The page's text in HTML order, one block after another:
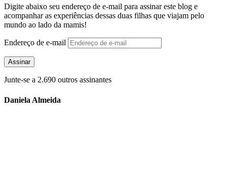
Digite abaixo seu endereço de e-mail para assinar este blog e
acompanhar as experiências dessas duas filhas que viajam pelo
mundo ao lado da mamis!
Endereço de e-mail
Assinar
Junte-se a 2.690 outros assinantes
Daniela Almeida